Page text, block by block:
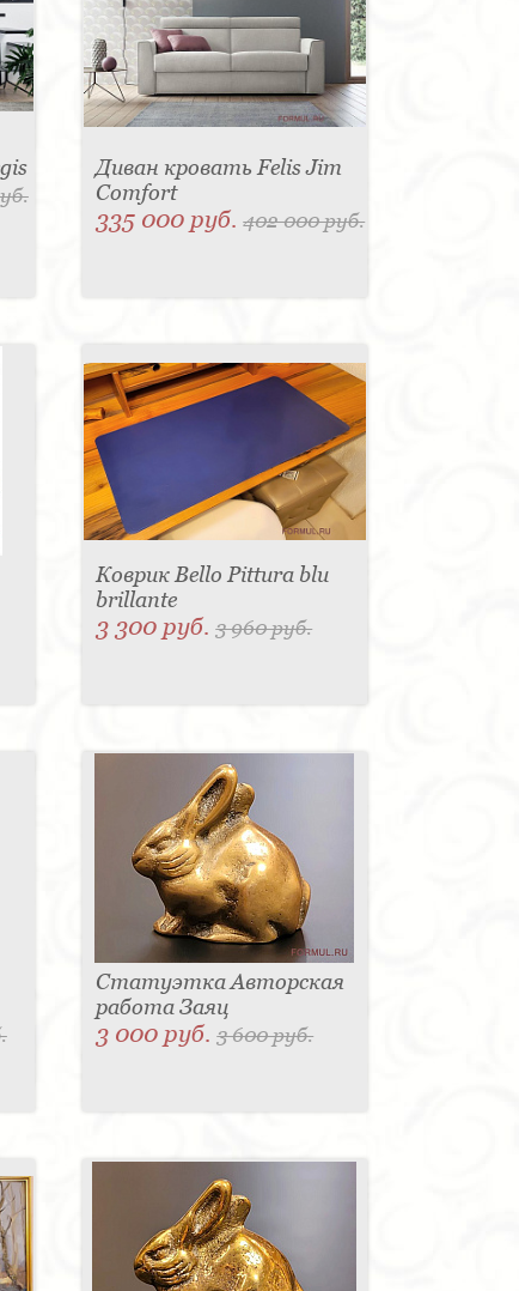
Диван кровать Felis Jim
Comfort
335 000 руб.402 000 руб.
Коврик Bello Pittura blu
brillante
3 300 руб.3 960 руб.
Статуэтка Авторская
работа Заяц
3 000 руб.3 600 руб.